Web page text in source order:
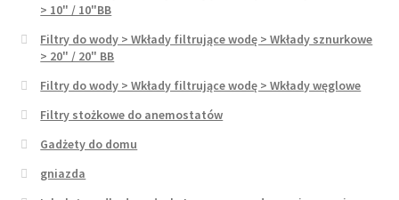
> 10" / 10"BB
Filtry do wody > Wkłady filtrujące wodę > Wkłady sznurkowe
> 20" / 20" BB
Filtry do wody > Wkłady filtrujące wodę > Wkłady węglowe
Filtry stożkowe do anemostatów
Gadżety do domu
gniazda